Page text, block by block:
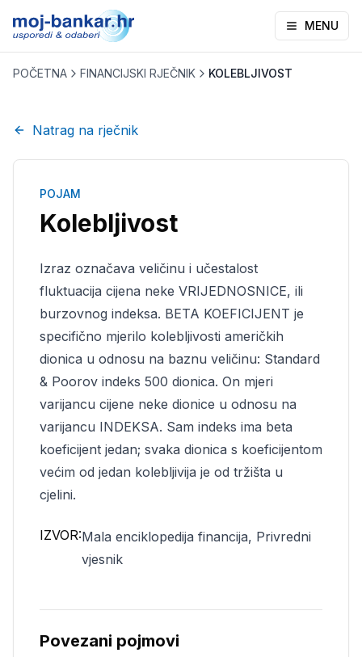
MENU
POČETNA FINANCIJSKI RJEČNIK KOLEBLJIVOST
Natrag na rječnik
POJAM
Kolebljivost
Izraz označava veličinu i učestalost
fluktuacija cijena neke VRIJEDNOSNICE, ili
burzovnog indeksa. BETA KOEFICIJENT je
specifično mjerilo kolebljivosti američkih
dionica u odnosu na baznu veličinu: Standard
& Poorov indeks 500 dionica. On mjeri
varijancu cijene neke dionice u odnosu na
varijancu INDEKSA. Sam indeks ima beta
koeficijent jedan; svaka dionica s koeficijentom
većim od jedan kolebljivija je od tržišta u
cjelini.
IZVOR:Mala enciklopedija financija, Privredni
vjesnik
Povezani pojmovi